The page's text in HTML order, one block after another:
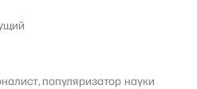
популяризатор науки